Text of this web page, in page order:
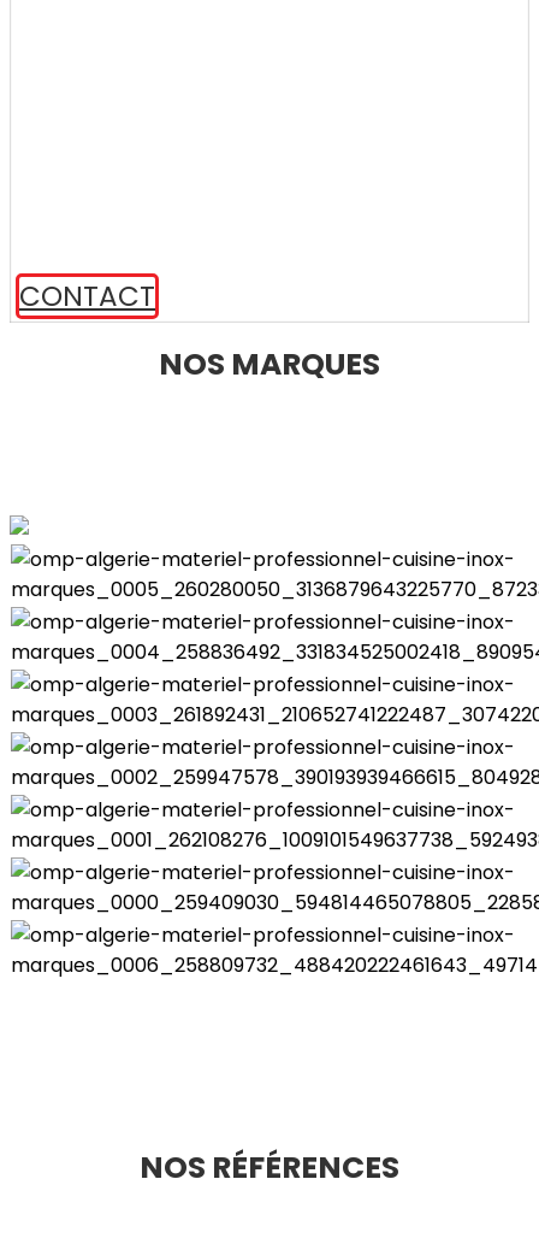
CONTACT
NOS MARQUES
NOS RÉFÉRENCES